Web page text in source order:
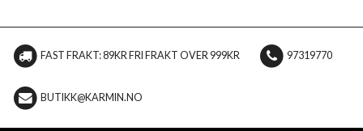
FAST FRAKT: 89KR FRI FRAKT OVER 999KR 97319770
BUTIKK@KARMIN.NO